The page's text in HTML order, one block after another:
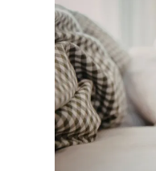
Menschen
Statt morgens a...
Mehr lesen